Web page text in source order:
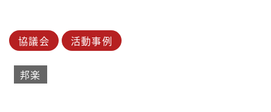
協議会 活動事例
邦楽